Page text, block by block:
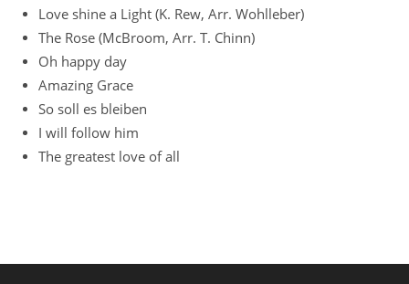
Love shine a Light (K. Rew, Arr. Wohlleber)
The Rose (McBroom, Arr. T. Chinn)
Oh happy day
Amazing Grace
So soll es bleiben
I will follow him
The greatest love of all